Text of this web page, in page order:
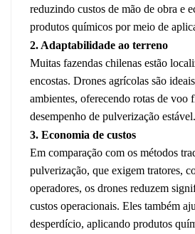
reduzindo custos de mão de obra e
produtos químicos por meio de
2. Adaptabilidade ao terreno
Muitas fazendas chilenas estão
encostas. Drones agrícolas são
ambientes, oferecendo rotas de voo
desempenho de pulverização estável.
3. Economia de custos
Em comparação com os métodos
pulverização, que exigem tratores,
operadores, os drones reduzem
custos operacionais. Eles também
desperdício, aplicando produtos